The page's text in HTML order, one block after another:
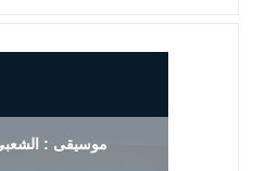
موسيقى :